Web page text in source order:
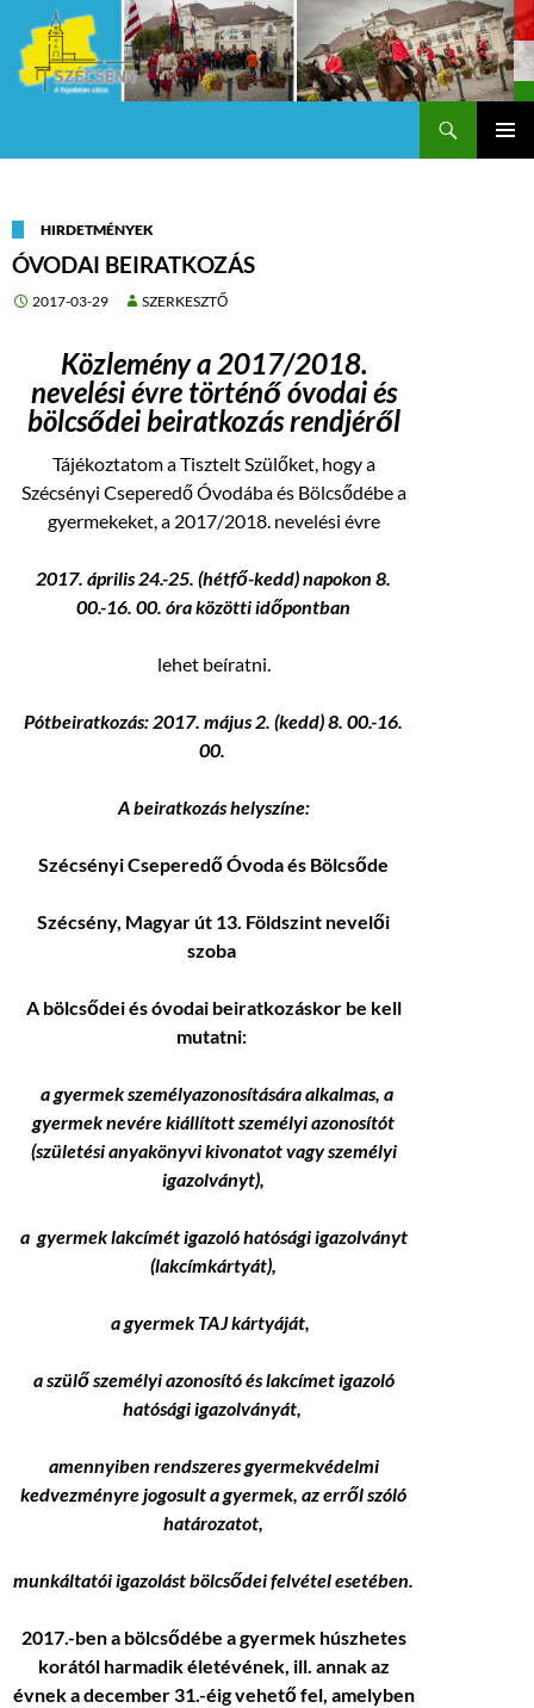
HIRDETMÉNYEK
ÓVODAI BEIRATKOZÁS
2017-03-29 SZERKESZTŐ
Közlemény a 2017/2018.
nevelési évre történő óvodai és
bölcsődei beiratkozás rendjéről
Tájékoztatom a Tisztelt Szülőket, hogy a
Szécsényi Cseperedő Óvodába és Bölcsődébe a
gyermekeket, a 2017/2018. nevelési évre
2017. április 24.-25. (hétfő-kedd) napokon 8.
00.-16. 00. óra közöttiidőpontban
lehet beíratni.
Pótbeiratkozás: 2017. május 2. (kedd) 8. 00.-16.
00.
A beiratkozás helyszíne:
Szécsényi Cseperedő Óvoda és Bölcsőde
Szécsény, Magyar út 13. Földszint nevelői
szoba
A bölcsődei és óvodai beiratkozáskor be kell
mutatni:
agyermek személyazonosítására alkalmas, a
gyermek nevére kiállított személyi azonosítót
(születési anyakönyvi kivonatot vagy személyi
igazolványt),
a gyermeklakcímét igazoló hatósági igazolványt
(lakcímkártyát),
a gyermek TAJ kártyáját,
a szülő személyi azonosító és lakcímet igazoló
hatósági igazolványát,
amennyiben rendszeres gyermekvédelmi
kedvezményre jogosult a gyermek, az erről szóló
határozatot,
munkáltatói igazolást bölcsődei felvétel esetében.
2017.-ben a bölcsődébe a gyermek húszhetes
korától harmadik életévének, ill. annak az
évnek a december 31.-éig vehető fel, amelyben